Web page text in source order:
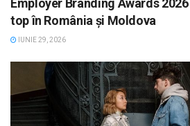
top în România și Moldova
IUNIE 29, 2026